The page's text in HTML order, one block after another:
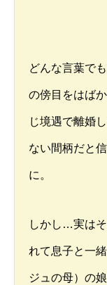
どんな言葉で
の傍目をはば
じ境遇で離婚
ない間柄だと
に。
しかし…実は
れて息子と一
ジュの母）の